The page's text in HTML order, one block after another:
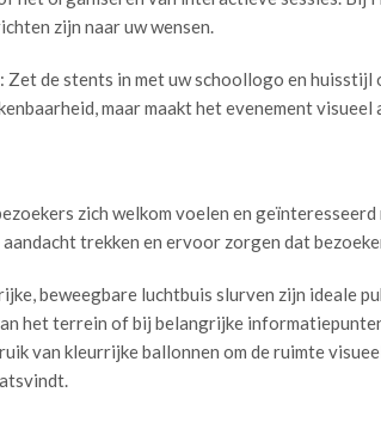
zijn naar uw wensen.
: Zet de stents in met uw schoollogo en
maar maakt het evenement visueel
zich welkom voelen en
aandacht trekken en ervoor zorgen dat
beweegbare luchtbuis slurven zijn ideale
het terrein of bij belangrijke
van kleurrijke ballonnen om de ruimte